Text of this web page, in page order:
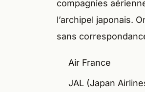
compagnies
l’archipel japonais.
sans
Air France
JAL (Japan